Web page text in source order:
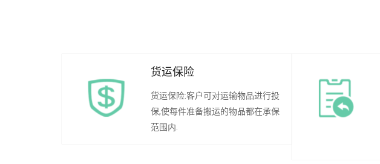
货运保险
货运保险:客户可对运输物品进行投
保,使每件准备搬运的物品都在承保
范围内.